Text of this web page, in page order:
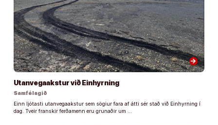
arrow_forward
Utanvegaakstur við Einhyrning
Samfélagið
Einn ljótasti utanvegaakstur sem sögiur fara af átti sér stað við Einhyrning í
dag. Tveir franskir ferðamenn eru grunaðir um …